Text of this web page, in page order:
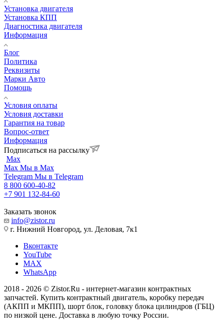
Установка двигателя
Установка КПП
Диагностика двигателя
Информация
Блог
Политика
Реквизиты
Марки Авто
Помощь
Условия оплаты
Условия доставки
Гарантия на товар
Вопрос-ответ
Информация
Подписаться на рассылку
Max
Max Мы в Max
Telegram Мы в Telegram
8 800 600-40-82
+7 901 132-84-60
Заказать звонок
info@zistor.ru
г. Нижний Новгород, ул. Деловая, 7к1
Вконтакте
YouTube
MAX
WhatsApp
2018 - 2026 © Zistor.Ru - интернет-магазин контрактных
запчастей. Купить контрактный двигатель, коробку передач
(АКПП и МКПП), шорт блок, головку блока цилиндров (ГБЦ)
по низкой цене. Доставка в любую точку России.